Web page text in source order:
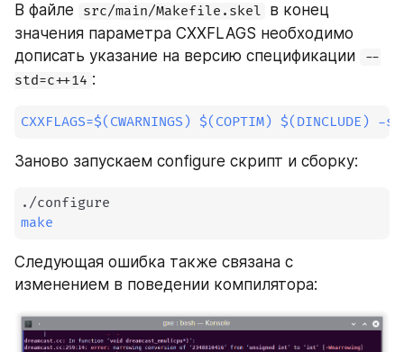
В файле
src/main/Makefile.skel в конец
значения параметра CXXFLAGS необходимо
дописать указание на версию спецификации
--
std=c++14 :
CXXFLAGS=$( CWARNINGS ) $( COPTIM) $( DINCLUDE ) -
Заново запускаем configure скрипт и сборку:
make
Следующая ошибка также связана с
изменением в поведении компилятора: